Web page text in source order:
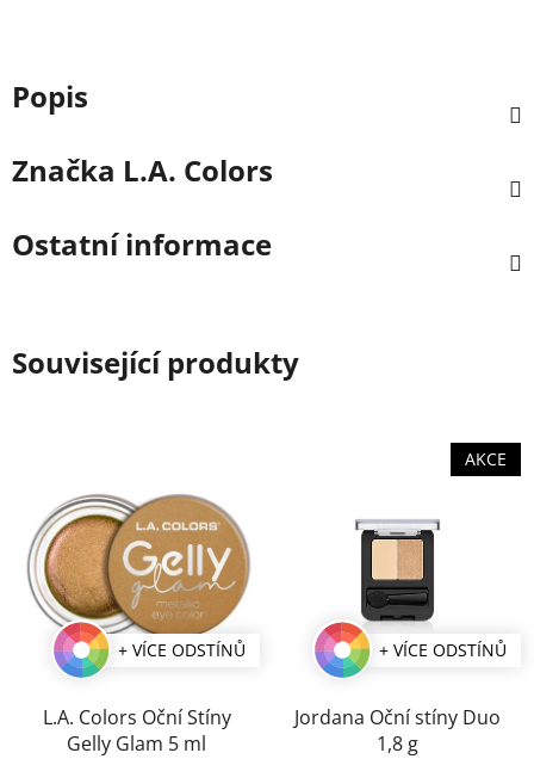
Popis
Značka L.A. Colors
Ostatní informace
Související produkty
+ VÍCE ODSTÍNŮ
L.A. Colors Oční Stíny
Gelly Glam 5 ml
AKCE
+ VÍCE ODSTÍNŮ
Jordana Oční stíny Duo
1,8 g